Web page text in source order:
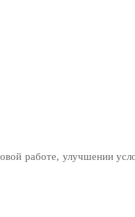
работе, улучшении